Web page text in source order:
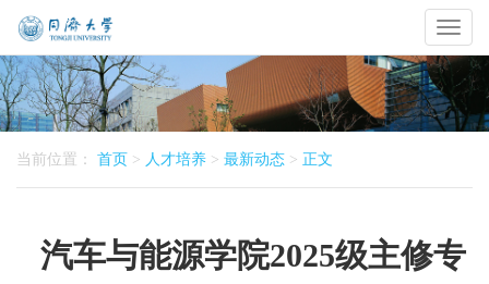
Toggle
当前位置： 首页 > 人才培养 > 最新动态 > 正文
汽车与能源学院2025级主修专